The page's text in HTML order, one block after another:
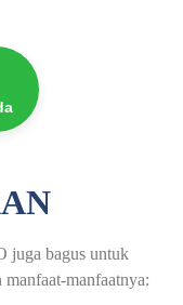
juga bagus untuk
manfaatnya: